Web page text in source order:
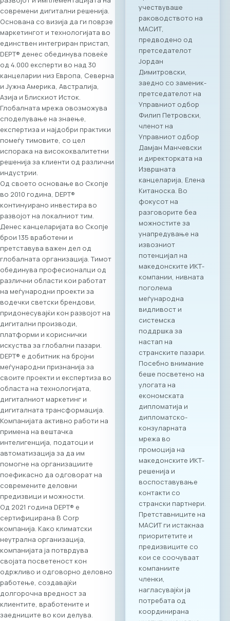
современи дигитални решенија.
Основана со визија да ги поврзе
маркетингот и технологијата во
единствен интегриран пристап,
DEPT® денес обединува повеќе
од 4.000 експерти во над 30
канцеларии низ Европа, Северна
и Јужна Америка, Австралија,
Азија и Блискиот Исток.
Глобалната мрежа овозможува
споделување на знаење,
експертиза и најдобри практики
помеѓу тимовите, со цел
испорака на висококвалитетни
решенија за клиенти од различни
индустрии.
Од своето основање во Скопје
во 2010 година, DEPT®
континуирано инвестира во
развојот на локалниот тим.
Денес канцеларијата во Скопје
брои 135 вработени и
претставува важен дел од
глобалната организација. Тимот
обединува професионалци од
различни области кои работат
на меѓународни проекти за
водечки светски брендови,
придонесувајќи кон развојот на
дигитални производи,
платформи и кориснички
искуства за глобални пазари.
DEPT® е добитник на бројни
меѓународни признанија за
своите проекти и експертиза во
областа на технологијата,
дигиталниот маркетинг и
дигиталната трансформација.
Компанијата активно работи на
примена на вештачка
интелигенција, податоци и
автоматизација за да им
помогне на организациите
поефикасно да одговорат на
современите деловни
предизвици и можности.
Од 2021 година DEPT® е
сертифицирана B Corp
компанија. Како климатски
неутрална организација,
компанијата ја потврдува
својата посветеност кон
одржливо и одговорно деловно
работење, создавајќи
долгорочна вредност за
клиентите, вработените и
заедниците во кои делува.
првиот
македонско-грчки
„Digital Bridge &
Business ICT Forum“.
Овој форум
претставува прва
организирана
„business bridge“
платформа помеѓу
македонскиот и
грчкиот ИКТ
сектор, со цел
поттикнување на
регионалниот
раст, отворање
нови пазари и
воспоставување
директни
партнерства
помеѓу компаниите
од двете земји.
Програма на
настанот Настанот
ќе биде отворен со
обраќања на
високо
министерско и
амбасадорско
ниво, по што ќе
следува свечено
потпишување на
Меморандум за
соработка помеѓу
МАСИТ и SETPE.
Програмата
предвидува
стручни
презентации за
состојбите во ИКТ
секторите во
двете земји,
пленарен преглед
на процесите на
дигитализација во
клучните
индустрии, како и
сесии за однапред
закажани B2B
состаноци.
Целосната агенда
за настанот е
достапна на
следниот линк:
Превземи PDF
Агенда
Регистрација и
Matchmaking